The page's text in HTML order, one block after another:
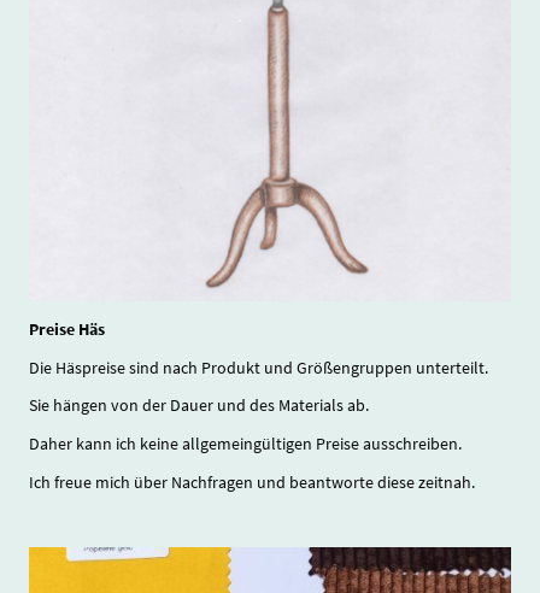
Preise Häs
Die Häspreise sind nach Produkt und Größengruppen unterteilt.
Sie hängen von der Dauer und des Materials ab.
Daher kann ich keine allgemeingültigen Preise ausschreiben.
Ich freue mich über Nachfragen und beantworte diese zeitnah.